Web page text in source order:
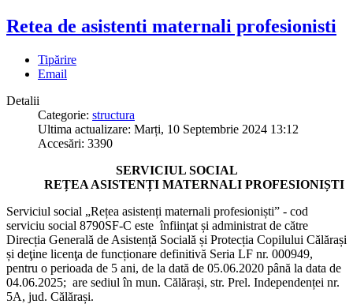
Retea de asistenti maternali profesionisti
Tipărire
Email
Detalii
Categorie: structura
Ultima actualizare: Marți, 10 Septembrie 2024 13:12
Accesări: 3390
SERVICIUL SOCIAL
REȚEA ASISTENȚI MATERNALI PROFESIONIȘTI
Serviciul social „Rețea asistenți maternali profesioniști” - cod
serviciu social 8790SF-C este înfiinţat și administrat de către
Direcția Generală de Asistență Socială și Protecția Copilului Călărași
și deţine licenţa de funcționare definitivă Seria LF nr. 000949,
pentru o perioada de 5 ani, de la dată de 05.06.2020 până la data de
04.06.2025; are sediul în mun. Călărași, str. Prel. Independenței nr.
5A, jud. Călărași.